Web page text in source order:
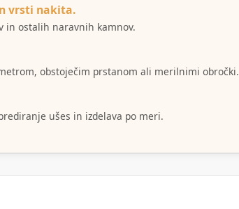
vrsti nakita.
in ostalih naravnih kamnov.
obstoječim prstanom ali merilnimi obročki.
ušes in izdelava po meri.